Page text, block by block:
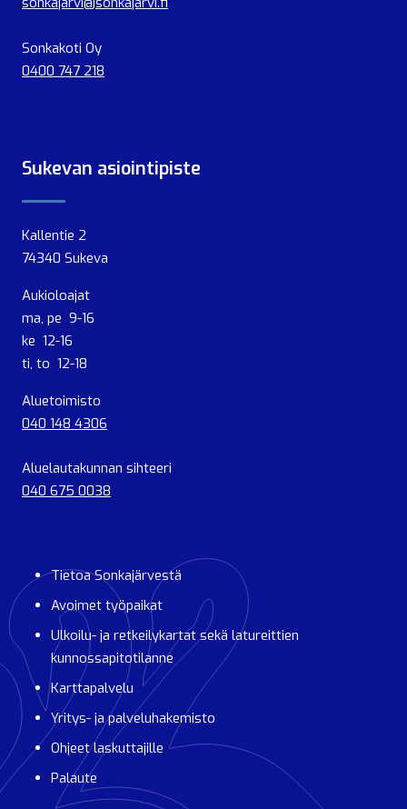
Sonkakoti Oy
0400 747 218
Sukevan asiointipiste
Kallentie 2
74340 Sukeva
Aukioloajat
ma, pe 9-16
ke 12-16
ti, to 12-18
Aluetoimisto
040 148 4306
Aluelautakunnan sihteeri
040 675 0038
Tietoa Sonkajärvestä
Avoimet työpaikat
Ulkoilu- ja retkeilykartat sekä latureittien
kunnossapitotilanne
Karttapalvelu
Yritys- ja palveluhakemisto
Ohjeet laskuttajille
Palaute